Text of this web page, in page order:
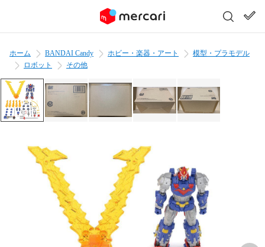
ホーム BANDAI Candy ホビー・楽器・アート
模型・プラモデル
ロボット
その他